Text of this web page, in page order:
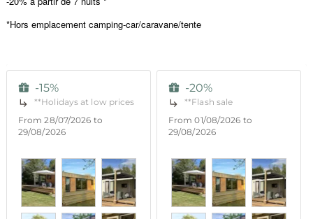
*Hors emplacement camping-car/caravane/tente